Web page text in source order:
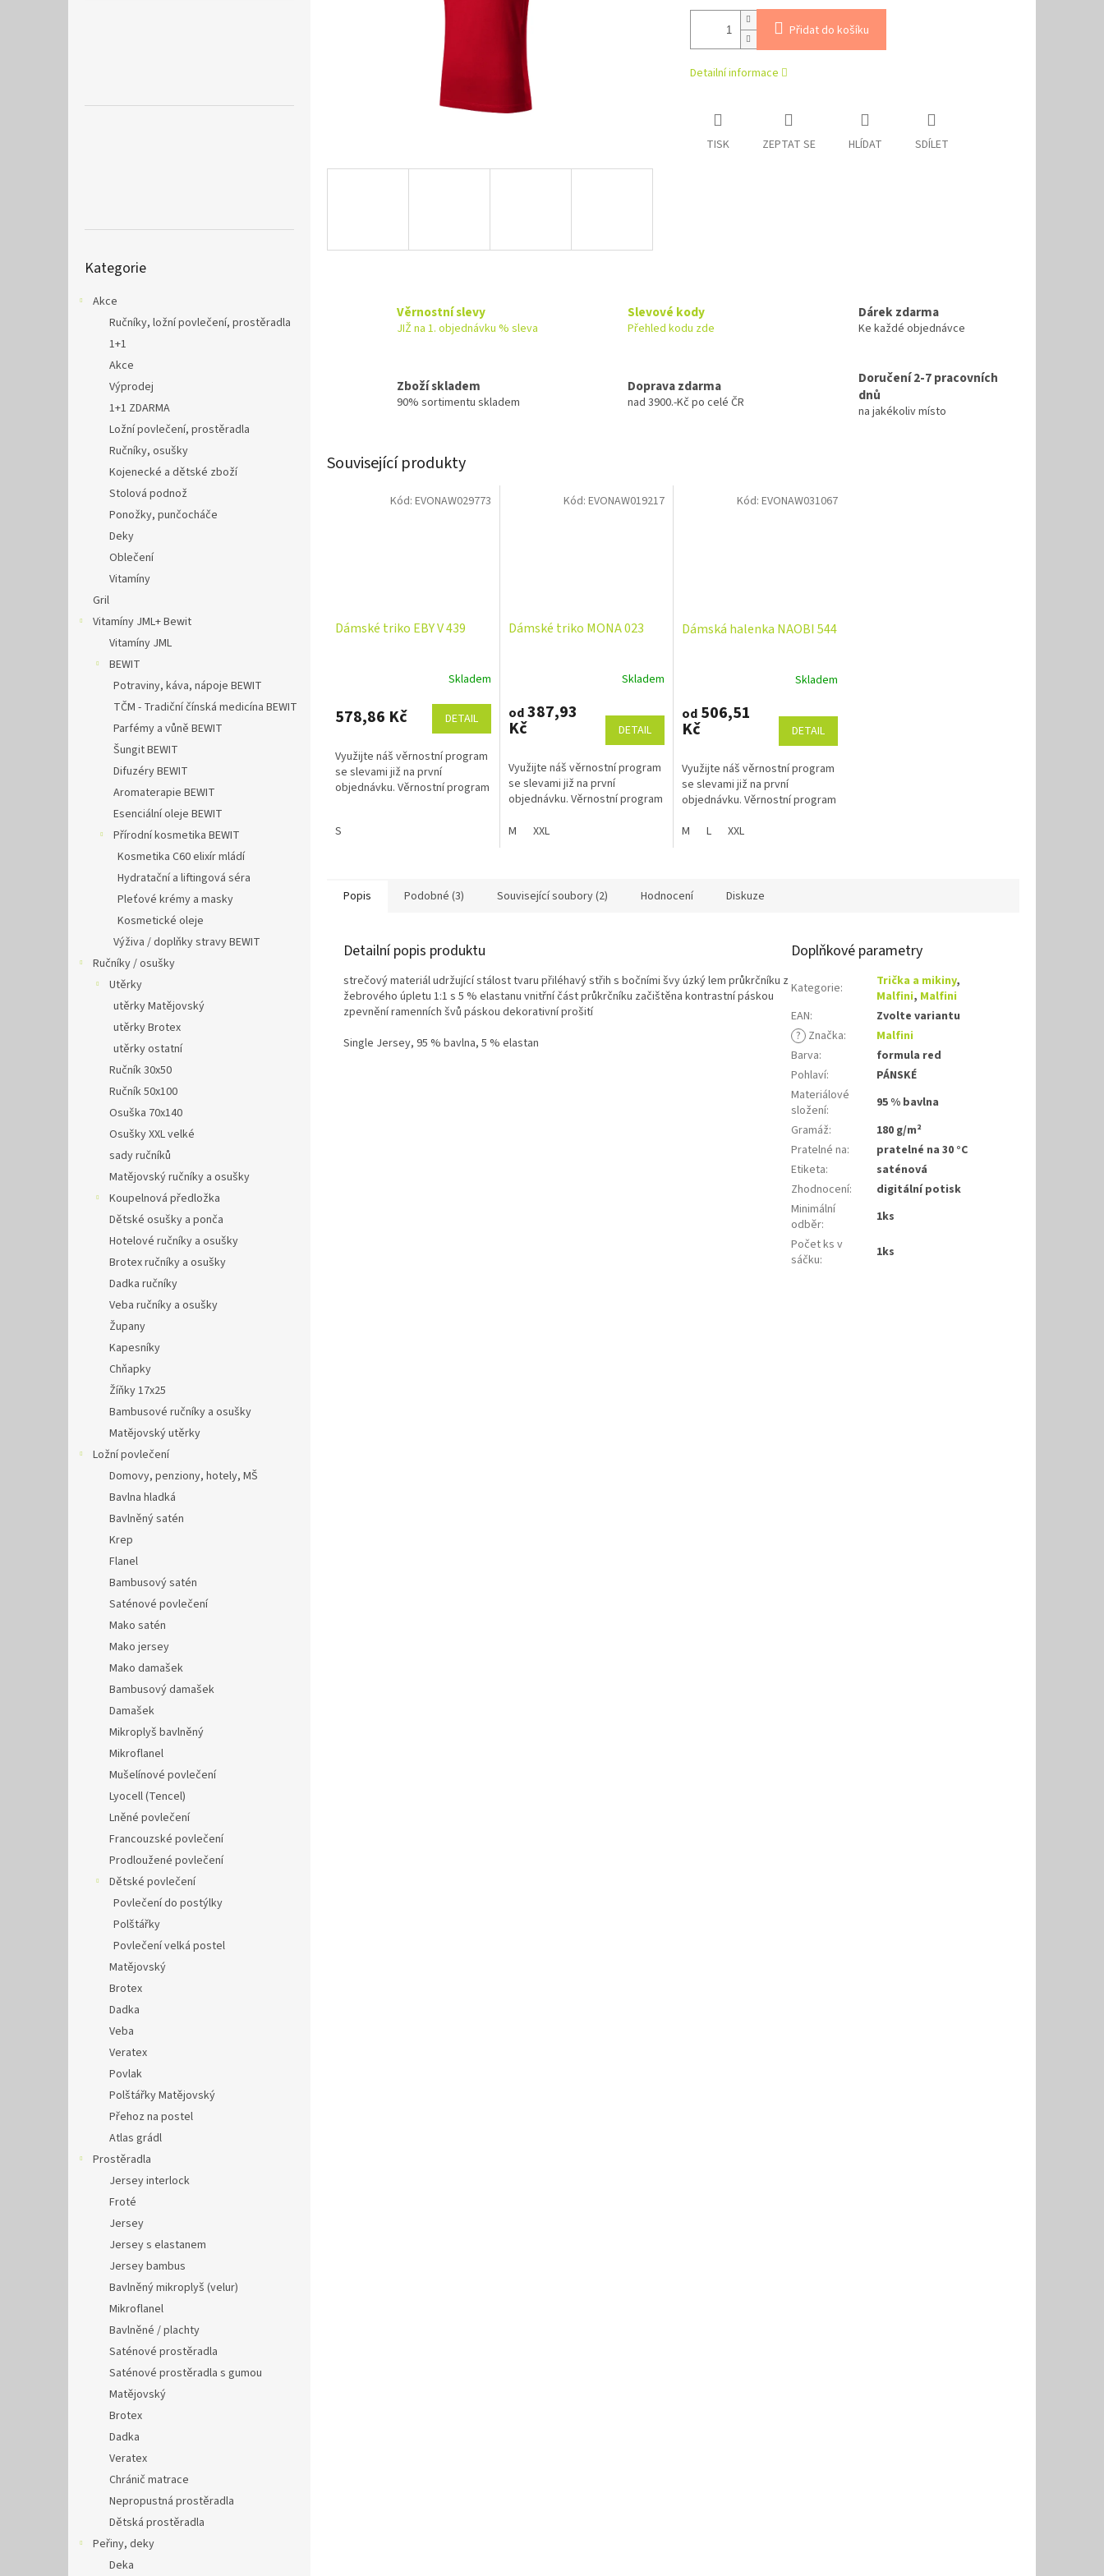
kategorie
Kategorie
Akce
Ručníky, ložní povlečení, prostěradla
1+1
Akce
Výprodej
1+1 ZDARMA
Ložní povlečení, prostěradla
Ručníky, osušky
Kojenecké a dětské zboží
Stolová podnož
Ponožky, punčocháče
Deky
Oblečení
Vitamíny
Gril
Vitamíny JML+ Bewit
Vitamíny JML
BEWIT
Potraviny, káva, nápoje BEWIT
TČM - Tradiční čínská medicína BEWIT
Parfémy a vůně BEWIT
Šungit BEWIT
Difuzéry BEWIT
Aromaterapie BEWIT
Esenciální oleje BEWIT
Přírodní kosmetika BEWIT
Kosmetika C60 elixír mládí
Hydratační a liftingová séra
Pleťové krémy a masky
Kosmetické oleje
Výživa / doplňky stravy BEWIT
Ručníky / osušky
Utěrky
utěrky Matějovský
utěrky Brotex
utěrky ostatní
Ručník 30x50
Ručník 50x100
Osuška 70x140
Osušky XXL velké
sady ručníků
Matějovský ručníky a osušky
Koupelnová předložka
Dětské osušky a ponča
Hotelové ručníky a osušky
Brotex ručníky a osušky
Dadka ručníky
Veba ručníky a osušky
Župany
Kapesníky
Chňapky
Žíňky 17x25
Bambusové ručníky a osušky
Matějovský utěrky
Ložní povlečení
Domovy, penziony, hotely, MŠ
Bavlna hladká
Bavlněný satén
Krep
Flanel
Bambusový satén
Saténové povlečení
Mako satén
Mako jersey
Mako damašek
Bambusový damašek
Damašek
Mikroplyš bavlněný
Mikroflanel
Mušelínové povlečení
Lyocell (Tencel)
Lněné povlečení
Francouzské povlečení
Prodloužené povlečení
Dětské povlečení
Povlečení do postýlky
Polštářky
Povlečení velká postel
Matějovský
Brotex
Dadka
Veba
Veratex
Povlak
Polštářky Matějovský
Přehoz na postel
Atlas grádl
Prostěradla
Jersey interlock
Froté
Jersey
Jersey s elastanem
Jersey bambus
Bavlněný mikroplyš (velur)
Mikroflanel
Bavlněné / plachty
Saténové prostěradla
Saténové prostěradla s gumou
Matějovský
Brotex
Dadka
Veratex
Chránič matrace
Nepropustná prostěradla
Dětská prostěradla
Peřiny, deky
Deka
Přidat do košíku
Detailní informace
TISK ZEPTAT SE HLÍDAT SDÍLET
Věrnostní slevy
JIŽ na 1. objednávku % sleva
Slevové kody
Přehled kodu zde
Dárek zdarma
Ke každé objednávce
Zboží skladem
90% sortimentu skladem
Doprava zdarma
nad 3900.-Kč po celé ČR
Doručení 2-7 pracovních
dnů
na jakékoliv místo
Související produkty
Dámské triko EBY V 439
Skladem
578,86 Kč DETAIL
Využijte náš věrnostní program
se slevami již na první
objednávku. Věrnostní program
S
Kód: EVONAW029773
Dámské triko MONA 023
Skladem
od387,93
Kč DETAIL
Využijte náš věrnostní program
se slevami již na první
objednávku. Věrnostní program
M
XXL
Kód: EVONAW019217
Dámská halenka NAOBI 544
Skladem
od506,51
Kč DETAIL
Využijte náš věrnostní program
se slevami již na první
objednávku. Věrnostní program
M
L XXL
Kód:EVONAW031067
Popis Podobné (3) Související soubory (2) Hodnocení Diskuze
Detailní popis produktu
strečový materiál udržující stálost tvaru přiléhavý střih s bočními švy úzký lem průkrčníku z
žebrového úpletu 1:1 s 5 % elastanu vnitřní část průkrčníku začištěna kontrastní páskou
zpevnění ramenních švů páskou dekorativní prošití
Single Jersey, 95 % bavlna, 5 % elastan
Doplňkové parametry
Kategorie: Trička a mikiny,
Malfini, Malfini
EAN:
Zvolte variantu
? Značka:
Malfini
Barva:
formula red
Pohlaví:
PÁNSKÉ
Materiálové
složení:
95 % bavlna
Gramáž:
180 g/m²
Pratelné na:
pratelné na 30 °C
Etiketa:
saténová
Zhodnocení:
digitální potisk
Minimální
odběr:
1ks
Počet ks v
sáčku: 1ks